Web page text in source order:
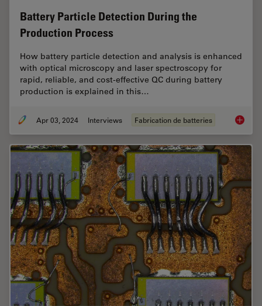
Battery Particle Detection During the
Production Process
How battery particle detection and analysis is enhanced
with optical microscopy and laser spectroscopy for
rapid, reliable, and cost-effective QC during battery
production is explained in this…
Apr 03, 2024 Interviews Fabrication de batteries Battery